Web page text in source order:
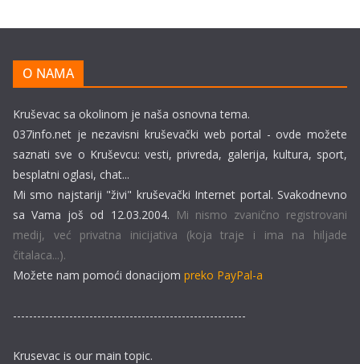
O NAMA
Kruševac sa okolinom je naša osnovna tema.
037info.net je nezavisni kruševački web portal - ovde možete
saznati sve o Kruševcu: vesti, privreda, galerija, kultura, sport,
besplatni oglasi, chat...
Mi smo najstariji "živi" kruševački Internet portal. Svakodnevno
sa Vama još od 12.03.2004. Mi nismo zvanično registrovani
medij, već privatna inicijativa (koja traje i ima na hiljade
čitalaca...).
Možete nam pomoći donacijom preko PayPal-a
----------------------------------------------------------
Krusevac is our main topic.